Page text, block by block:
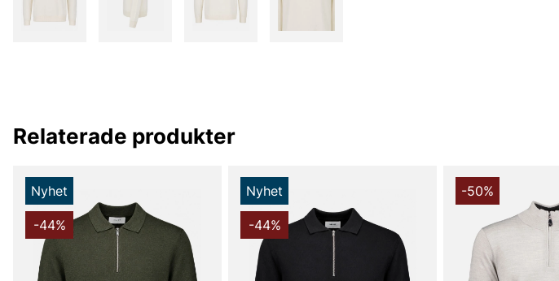
Relaterade produkter
Nyhet
-44%
Nyhet
-44%
-50%